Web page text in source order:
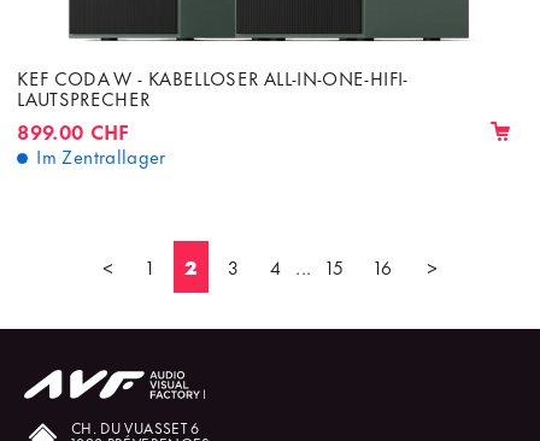
KEF CODA W - KABELLOSER ALL-IN-ONE-HIFI-
LAUTSPRECHER
899.00 CHF
Im Zentrallager
< 1 2 3 4 ... 15 16 >
CH. DU VUASSET 6